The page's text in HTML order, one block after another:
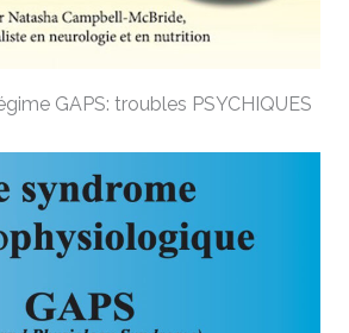
GAPS: troubles PSYCHIQUES